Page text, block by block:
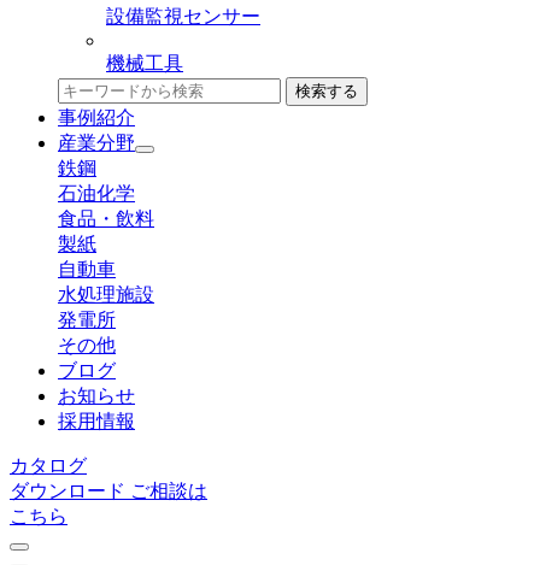
設備監視センサー
機械工具
検索する
事例紹介
産業分野
鉄鋼
石油化学
食品・飲料
製紙
自動車
水処理施設
発電所
その他
ブログ
お知らせ
採用情報
カタログ
ダウンロード ご相談は
こちら